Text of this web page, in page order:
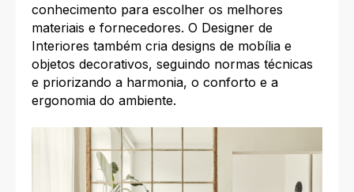
conhecimento para escolher os melhores
materiais e fornecedores. O Designer de
Interiores também cria designs de mobília e
objetos decorativos, seguindo normas técnicas
e priorizando a harmonia, o conforto e a
ergonomia do ambiente.